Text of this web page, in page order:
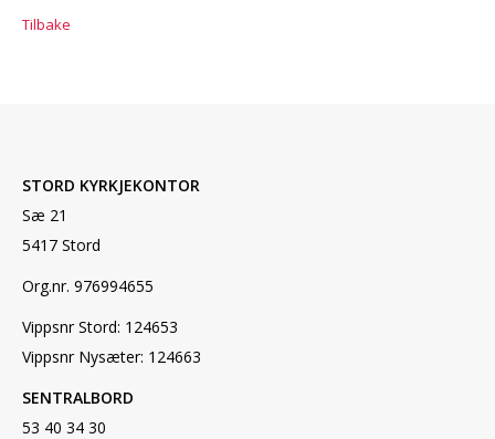
Tilbake
STORD KYRKJEKONTOR
Sæ 21
5417 Stord
Org.nr. 976994655
Vippsnr Stord: 124653
Vippsnr Nysæter: 124663
SENTRALBORD
53 40 34 30